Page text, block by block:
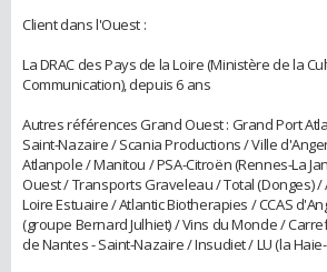
Client dans l'Ouest :
La DRAC des Pays de la Loire (Ministère de la
Communication), depuis 6 ans
Autres références Grand Ouest : Grand Port
Saint-Nazaire / Scania Productions / Ville
Atlanpole / Manitou / PSA-Citroën (Rennes-La
Ouest / Transports Graveleau / Total (Donges) /
Loire Estuaire / Atlantic Biotherapies / CCAS
(groupe Bernard Julhiet) / Vins du Monde /
de Nantes - Saint-Nazaire / Insudiet / LU (la